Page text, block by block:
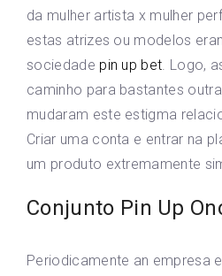
da mulher artista x mulher
estas atrizes ou modelos
sociedade pin up bet. Logo,
caminho para bastantes
mudaram este estigma
Criar uma conta e entrar na
um produto extremamente
Conjunto Pin Up
Periodicamente an empresa